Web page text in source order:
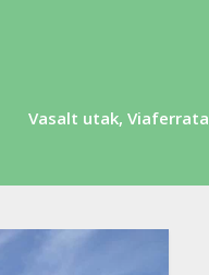
Vasalt utak, Viaferrata